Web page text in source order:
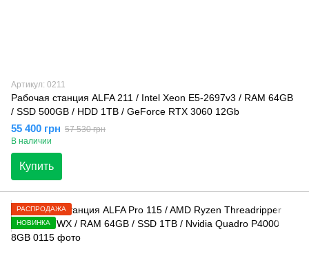
Артикул: 0211
Рабочая станция ALFA 211 / Intel Xeon E5-2697v3 / RAM 64GB
/ SSD 500GB / HDD 1TB / GeForce RTX 3060 12Gb
55 400 грн 57 530 грн
В наличии
Купить
РАСПРОДАЖА
НОВИНКА